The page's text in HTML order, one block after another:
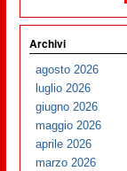
Archivi
agosto 2026
luglio 2026
giugno 2026
maggio 2026
aprile 2026
marzo 2026